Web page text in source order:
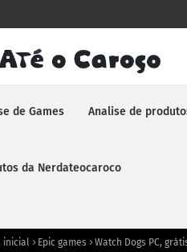
de Games Analise de
da Nerdateocaroco
inicial Epic games Watch Dogs PC,